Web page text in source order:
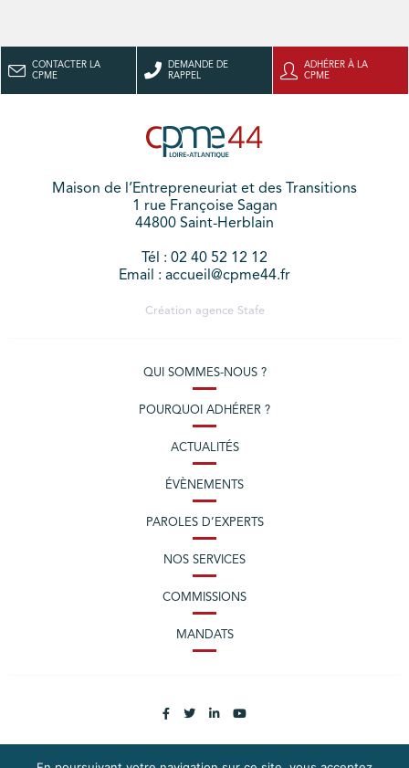
CONTACTER LA
CPME
DEMANDE DE
RAPPEL
ADHÉRER À LA
CPME
Maison de l’Entrepreneuriat et des Transitions
1 rue Françoise Sagan
44800 Saint-Herblain
Tél : 02 40 52 12 12
Email : accueil@cpme44.fr
Création agence Stafe
QUI SOMMES-NOUS ?
POURQUOI ADHÉRER ?
ACTUALITÉS
ÉVÈNEMENTS
PAROLES D’EXPERTS
NOS SERVICES
COMMISSIONS
MANDATS